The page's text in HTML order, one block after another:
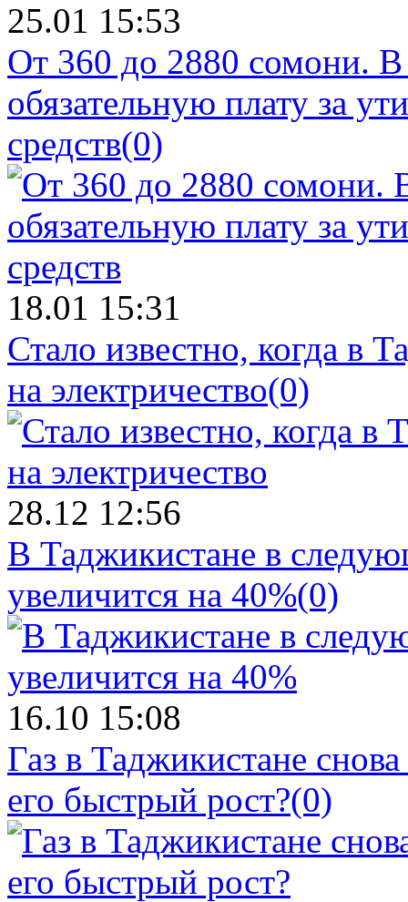
25.01 15:53
От 360 до 2880 сомони. В
обязательную плату за
средств(0)
18.01 15:31
Стало известно, когда в
на электричество(0)
28.12 12:56
В Таджикистане в
увеличится на 40%(0)
16.10 15:08
Газ в Таджикистане
его быстрый рост?(0)